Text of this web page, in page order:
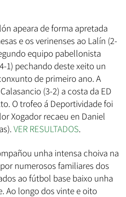
apeara de forma apretada
e os verinenses ao Lalín (2-
equipo pabellonista
1) pechando deste xeito un
de primeiro ano. A
(3-2) a costa da ED
O trofeo á Deportividade foi
Xogador recaeu en Daniel
VER RESULTADOS.
unha intensa choiva na
numerosos familiares dos
ao fútbol base baixo unha
Ao longo dos vinte e oito